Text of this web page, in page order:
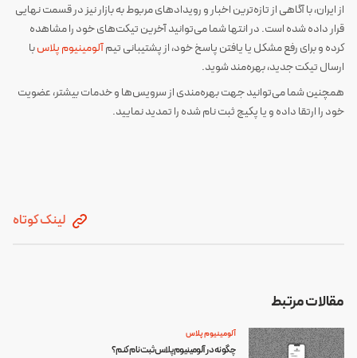
از ایران، با آگاهی از تازه‌ترین اخبار و رویدادهای مربوط به بازار نیز در قسمت نهایی
قرار داده شده است. در انتها شما می‌توانید آخرین تیکت‌های خود را مشاهده
کرده و برای رفع مشکل یا یافتن پاسخ خود، از پشتیبانی تیمآلومینیوم پلاسبا
ارسال تیکت جدید، بهره‌مند شوید.
همچنین شما می‌توانید جهت بهره‌مندی از سرویس‌ها و خدمات بیشتر، عضویت
خود را ارتقا داده و یا پکیج ثبت نام شده را تمدید نمایید.
لینک کوتاه
مقالات مرتبط
آلومینیوم پلاس
چگونه در آلومینیوم پلاس ثبت نام کنم؟